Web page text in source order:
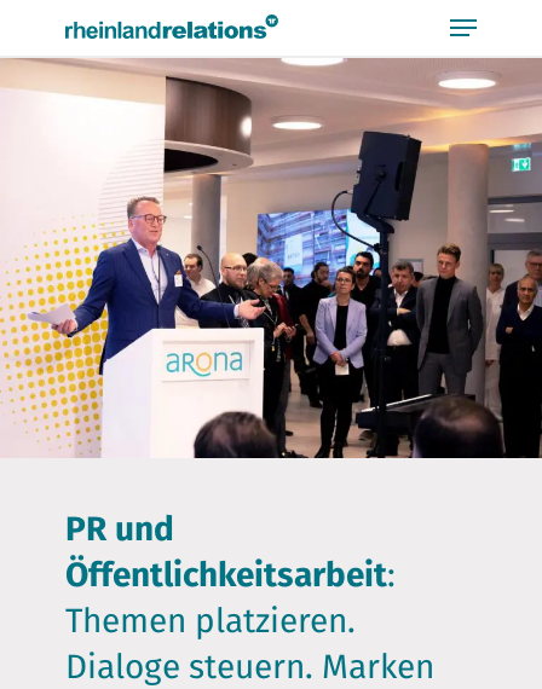
diese
Seite
ein
Zugänglichkeitssystem
verwendet.
PR und
Öffentlichkeitsarbeit:
Themen platzieren.
Dialoge steuern. Marken